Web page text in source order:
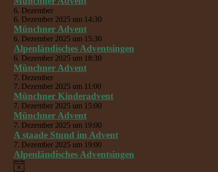
6. Dezember
6. Dezember 2025 um 14:30
Münchner Advent
6. Dezember 2025 um 15:30
Alpenländisches Adventsingen
6. Dezember 2025 um 18:30
Münchner Advent
7. Dezember
7. Dezember 2025 um 11:00
Münchner Kinderadvent
7. Dezember 2025 um 15:00
Münchner Advent
7. Dezember 2025 um 19:00
A staade Stund im Advent
7. Dezember 2025 um 19:00
Alpenländisches Adventsingen
Hinweis